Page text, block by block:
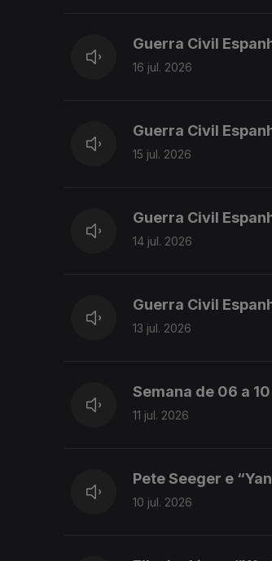
Guerra Civil
16 jul. 2026
Guerra Civil
15 jul. 2026
Guerra Civil
14 jul. 2026
Guerra Civil
13 jul. 2026
Semana de 06 a
11 jul. 2026
Pete Seeger e
10 jul. 2026